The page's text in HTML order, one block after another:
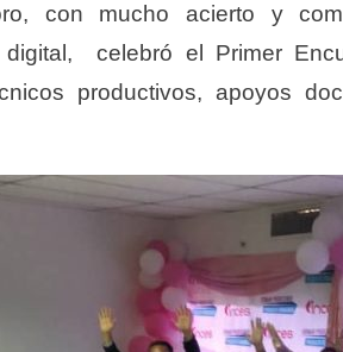
con mucho acierto y
digital, celebró el Primer
productivos, apoyos